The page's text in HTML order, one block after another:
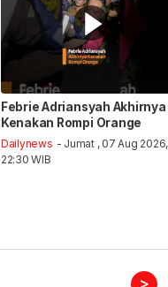
Febrie Adriansyah Akhirnya
Kenakan Rompi Orange
Dailynews - Jumat , 07 Aug 2026,
22:30 WIB
>